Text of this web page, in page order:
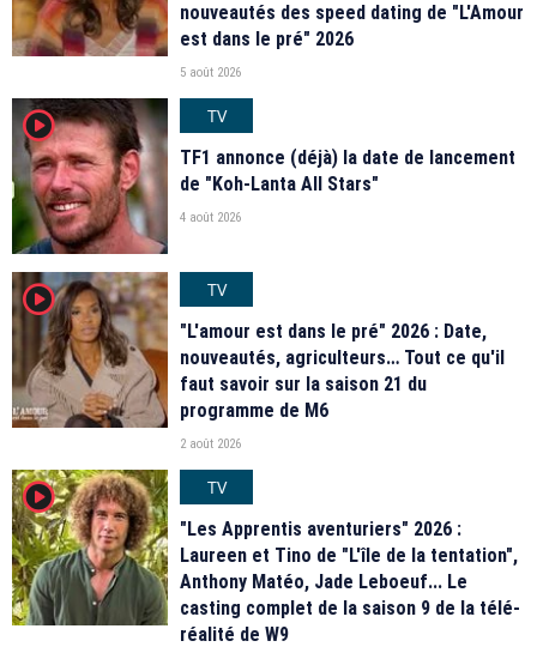
nouveautés des speed dating de "L'Amour
est dans le pré" 2026
5 août 2026
player2
TV
TF1 annonce (déjà) la date de lancement
de "Koh-Lanta All Stars"
4 août 2026
player2
TV
"L'amour est dans le pré" 2026 : Date,
nouveautés, agriculteurs… Tout ce qu'il
faut savoir sur la saison 21 du
programme de M6
2 août 2026
player2
TV
"Les Apprentis aventuriers" 2026 :
Laureen et Tino de "L'île de la tentation",
Anthony Matéo, Jade Leboeuf... Le
casting complet de la saison 9 de la télé-
réalité de W9